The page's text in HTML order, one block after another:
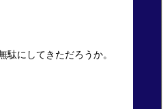
にしてきただろうか。